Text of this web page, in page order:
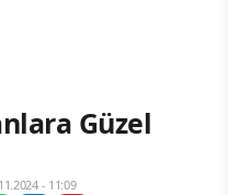
Güzel
- 11:09